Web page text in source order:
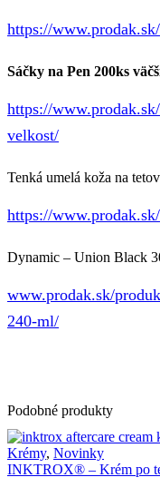
https://
Sáčky na Pen 200ks
https://
velkost/
Tenká umelá koža na
https://
Dynamic – Union Black
www.prodak.sk/
240-ml/
Podobné produkty
Krémy, Novinky
INKTROX® – Krém po